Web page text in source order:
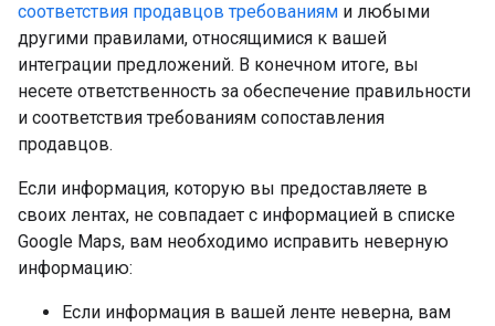
соответствия продавцов требованиям и любыми
другими правилами, относящимися к вашей
интеграции предложений. В конечном итоге, вы
несете ответственность за обеспечение правильности
и соответствия требованиям сопоставления
продавцов.
Если информация, которую вы предоставляете в
своих лентах, не совпадает с информацией в списке
Google Maps, вам необходимо исправить неверную
информацию:
Если информация в вашей ленте неверна, вам